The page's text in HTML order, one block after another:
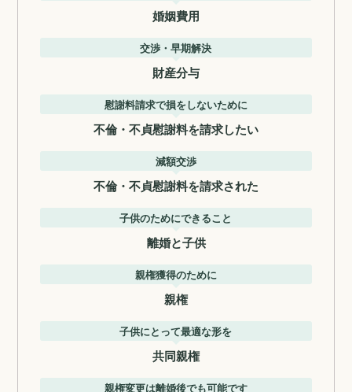
婚姻費用
交渉・早期解決
財産分与
慰謝料請求で損をしないために
不倫・不貞慰謝料を請求したい
減額交渉
不倫・不貞慰謝料を請求された
子供のためにできること
離婚と子供
親権獲得のために
親権
子供にとって最適な形を
共同親権
親権変更は離婚後でも可能です